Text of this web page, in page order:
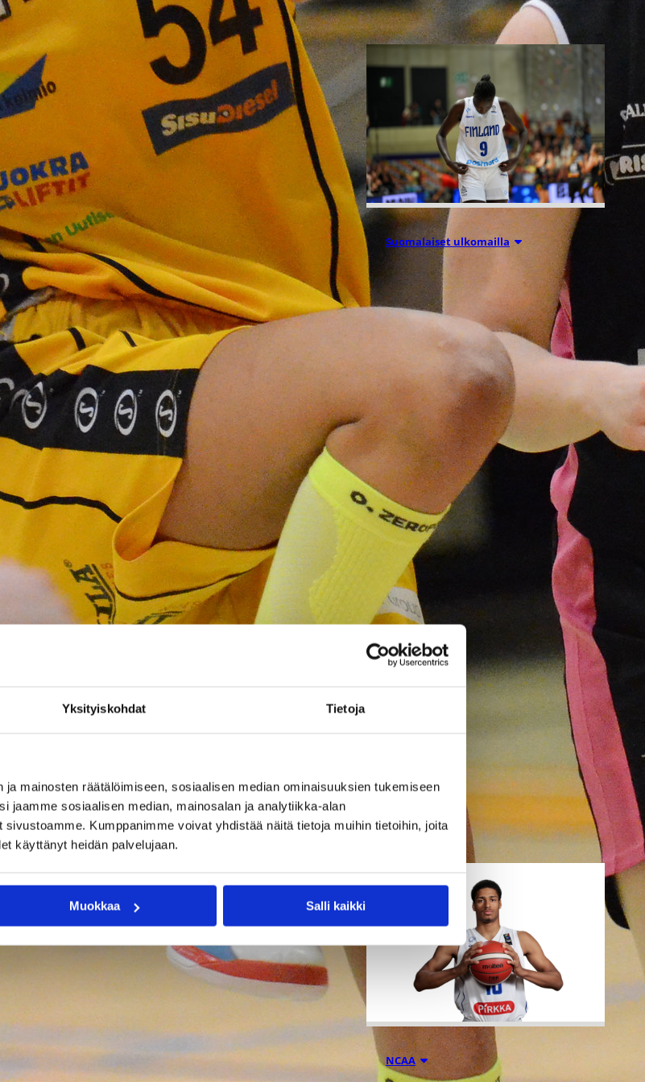
Yksityiskohdat Tietoja
mainosten räätälöimiseen, sosiaalisen median ominaisuuksien tukemiseen
jaamme sosiaalisen median, mainosalan ja analytiikka-alan
Kumppanimme voivat yhdistää näitä tietoja muihin tietoihin, joita
käyttänyt heidän palvelujaan.
Muokkaa Salli kaikki
Suomalaiset ulkomailla
03.08.2026 09:24
Dallas takaisin
voittokantaan
Connecticutin
kustannuksell
a – Kuier
kuusi pistettä
selkeässä
voitossa
WNBA:ssa Dallas Wings palasi
takaisin voittojen tielle kahden
tappion jälkeen, kun joukkue
voitti Connecticut Sunin 63-83
(37-48). Awak Kuier pelasi
vaihdosta kahdeksan ja puoli
minuuttia tilastoiden kuusi
pistettä, kaksi levypalloa ja
yhden torjunnan.
NCAA 02.08.2026 11:52